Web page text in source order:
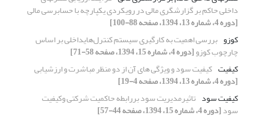
داخلی حاکم بر گزارشگری مالی در رویکردی یکپارچه با حسابرسی مالی
[دوره 4، شماره 13، 1394، صفحه 88-100]
کوزو بررسی اهمیت به کارگیری سیستم کنترل‌هایداخلی بر اساس
چارچوب کوزو[دوره 4، شماره 15، 1394، صفحه 58-71]
کیفیت کیفیت سود و ویژگی های آن از دو منظر مباشرت و ارزشیابی
[دوره 4، شماره 13، 1394، صفحه 4-19]
کیفیت سود تاثیرمدیریت سود بررابطه حاکمیت شرکتی وکیفیت
سود[دوره 4، شماره 15، 1394، صفحه 44-57]